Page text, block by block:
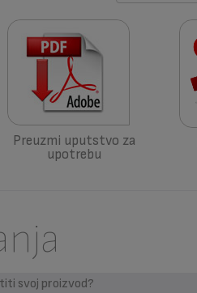
Preuzmi uputstvo za
upotrebu
svoj proizvod?